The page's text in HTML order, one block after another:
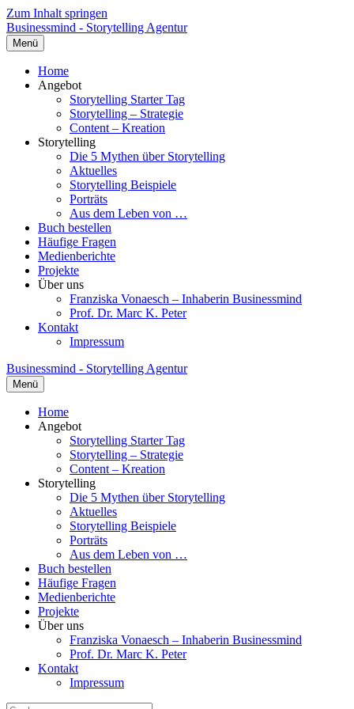
Zum Inhalt springen
Businessmind - Storytelling Agentur
Menü
Home
Angebot
Storytelling Starter Tag
Storytelling – Strategie
Content – Kreation
Storytelling
Die 5 Mythen über Storytelling
Aktuelles
Storytelling Beispiele
Porträts
Aus dem Leben von …
Buch bestellen
Häufige Fragen
Medienberichte
Projekte
Über uns
Franziska Vonaesch – Inhaberin Businessmind
Prof. Dr. Marc K. Peter
Kontakt
Impressum
Businessmind - Storytelling Agentur
Menü
Home
Angebot
Storytelling Starter Tag
Storytelling – Strategie
Content – Kreation
Storytelling
Die 5 Mythen über Storytelling
Aktuelles
Storytelling Beispiele
Porträts
Aus dem Leben von …
Buch bestellen
Häufige Fragen
Medienberichte
Projekte
Über uns
Franziska Vonaesch – Inhaberin Businessmind
Prof. Dr. Marc K. Peter
Kontakt
Impressum